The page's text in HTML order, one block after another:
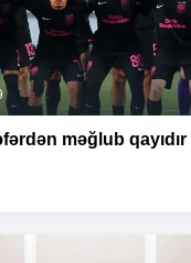
məğlub qayıdır